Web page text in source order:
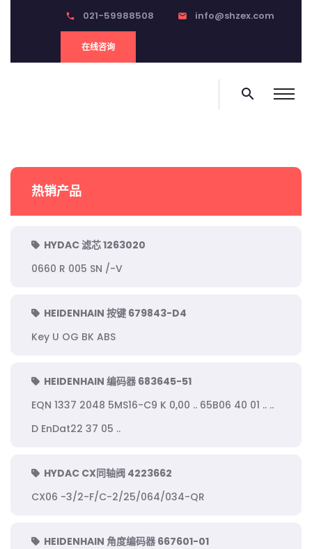
phone 021-59988508 email info@shzex.com
在线咨询
search
热销产品
HYDAC 滤芯 1263020
0660 R 005 SN /-V
HEIDENHAIN 按键 679843-D4
Key U OG BK ABS
HEIDENHAIN 编码器 683645-51
EQN 1337 2048 5MS16-C9 K 0,00 .. 65B06 40 01 .. ..
D EnDat22 37 05 ..
HYDAC CX同轴阀 4223662
CX06 -3/2-F/C-2/25/064/034-QR
HEIDENHAIN 角度编码器 667601-01